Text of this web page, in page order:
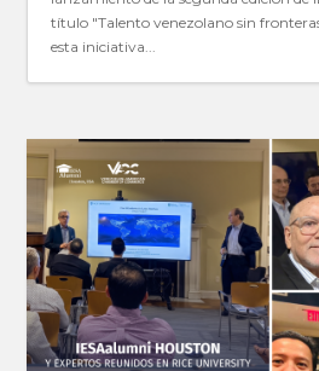
título "Talento venezolano sin
esta iniciativa...